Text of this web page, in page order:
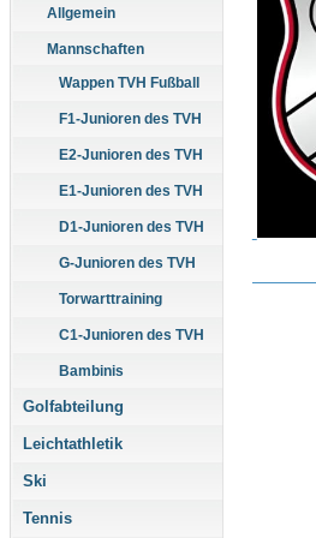
Allgemein
Mannschaften
Wappen TVH Fußball
F1-Junioren des TVH
E2-Junioren des TVH
E1-Junioren des TVH
D1-Junioren des TVH
G-Junioren des TVH
Torwarttraining
C1-Junioren des TVH
Bambinis
Golfabteilung
Leichtathletik
Ski
Tennis